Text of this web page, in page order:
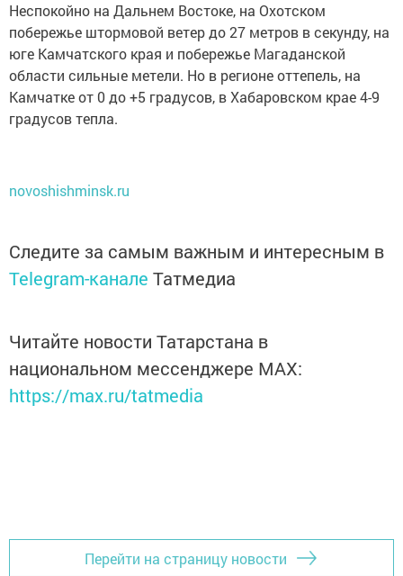
Неспокойно на Дальнем Востоке, на Охотском
побережье штормовой ветер до 27 метров в секунду, на
юге Камчатского края и побережье Магаданской
области сильные метели. Но в регионе оттепель, на
Камчатке от 0 до +5 градусов, в Хабаровском крае 4-9
градусов тепла.
novoshishminsk.ru
Следите за самым важным и интересным в
Telegram-канале Татмедиа
Читайте новости Татарстана в
национальном мессенджере MАХ:
https://max.ru/tatmedia
Перейти на страницу новости